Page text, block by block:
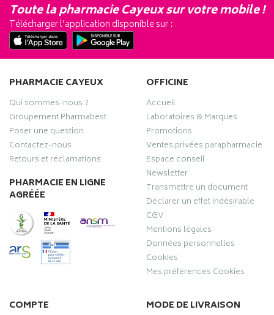
Toute la pharmacie Cayeux sur votre mobile !
Télécharger l’application disponible sur :
PHARMACIE CAYEUX
Qui sommes-nous ?
Groupement Pharmabest
Poser une question
Contactez-nous
Retours et réclamations
PHARMACIE EN LIGNE
AGRÉÉE
OFFICINE
Accueil
Laboratoires & Marques
Promotions
Ventes privées parapharmacie
Espace conseil
Newsletter
Transmettre un document
Déclarer un effet indésirable
CGV
Mentions légales
Données personnelles
Cookies
Mes préférences Cookies
COMPTE MODE DE LIVRAISON